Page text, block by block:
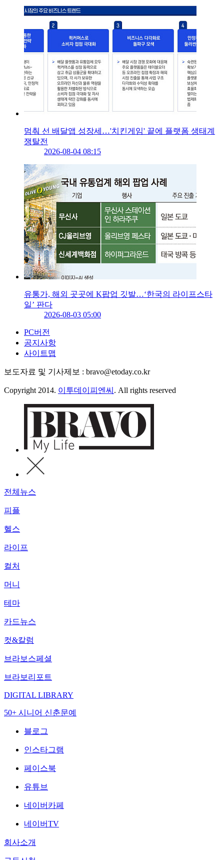
멈춰 선 배달앱 성장세…'치킨게임' 끝에 플랫폼 생태계
쟁탈전
2026-08-04 08:15
유통가, 해외 곳곳에 K팝업 깃발…‘한국의 라이프스타
일’ 판다
2026-08-03 05:00
PC버전
공지사항
사이트맵
보도자료 및 기사제보 : bravo@etoday.co.kr
Copyright 2014. 이투데이피엔씨 . All rights reserved
전체뉴스
피플
헬스
라이프
컬처
머니
테마
카드뉴스
컷&칼럼
브라보스페셜
브라보리포트
DIGITAL LIBRARY
50+ 시니어 신춘문예
블로그
인스타그램
페이스북
유튜브
네이버카페
네이버TV
회사소개